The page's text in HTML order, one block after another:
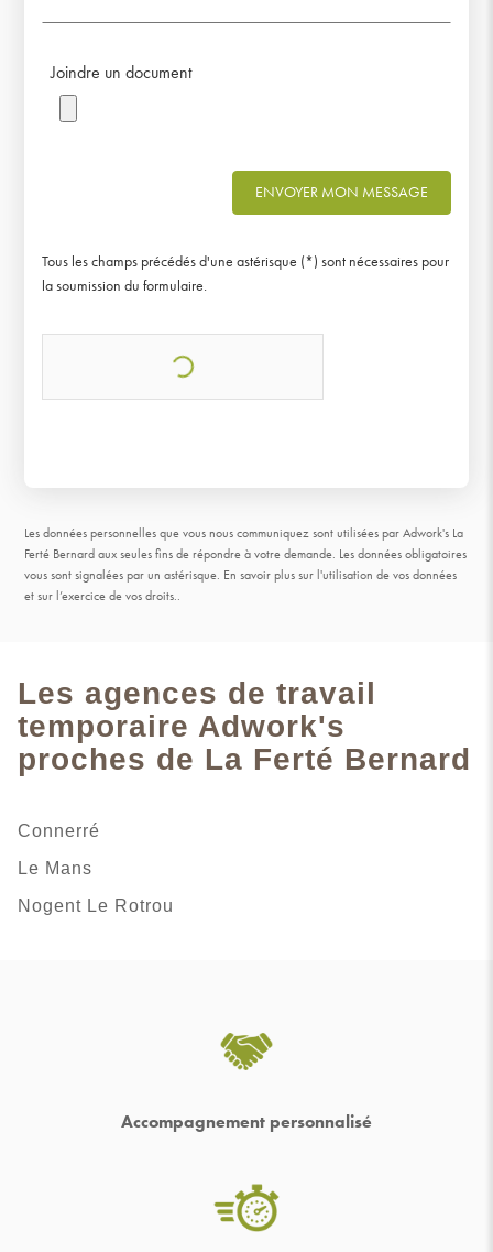
Joindre un document
ENVOYER MON MESSAGE
Tous les champs précédés d'une astérisque (*) sont nécessaires pour
la soumission du formulaire.
Les données personnelles que vous nous communiquez sont utilisées par Adwork's La
Ferté Bernard aux seules fins de répondre à votre demande. Les données obligatoires
vous sont signalées par un astérisque. En savoir plus sur l'utilisation de vos données
et sur l’exercice de vos droits.
Les agences de travail
temporaire Adwork's
proches de La Ferté Bernard
Connerré
Le Mans
Nogent Le Rotrou
Accompagnement personnalisé